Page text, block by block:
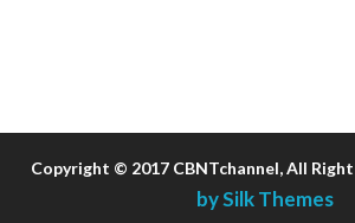
Copyright © 2017 CBNTchannel, All
by Silk Themes